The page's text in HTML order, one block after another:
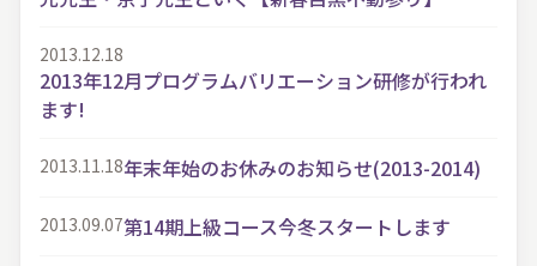
2013.12.18
2013年12月プログラムバリエーション研修が行われ
ます!
2013.11.18年末年始のお休みのお知らせ(2013-2014)
2013.09.07第14期上級コース今冬スタートします